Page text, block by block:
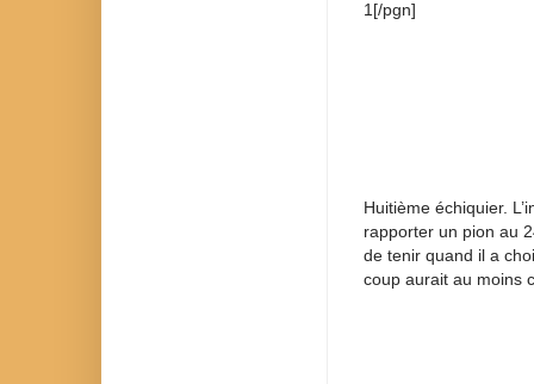
1[/pgn]
Huitième échiquier.
rapporter un pion au
de tenir quand il a
coup aurait au moins